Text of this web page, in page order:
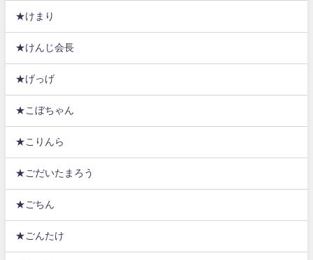
★けまり
★けんじ会長
★げっげ
★こぼちゃん
★こりんら
★ごだいたまろう
★ごちん
★ごんたけ